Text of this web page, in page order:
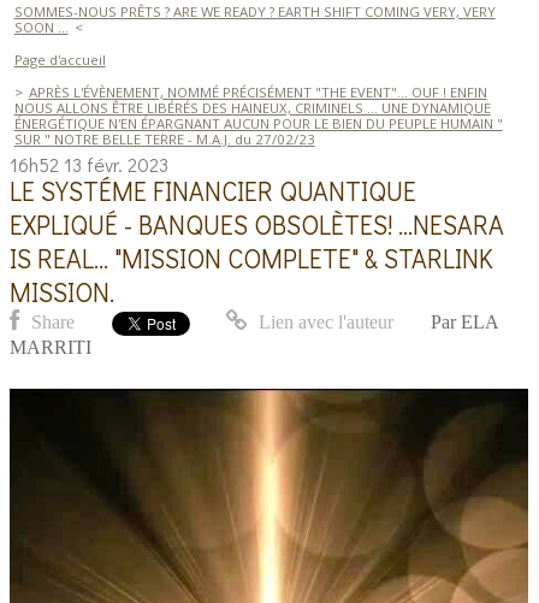
SOMMES-NOUS PRÊTS ? ARE WE READY ? EARTH SHIFT COMING VERY, VERY
SOON ...
Page d'accueil
APRÈS L'ÉVÈNEMENT, NOMMÉ PRÉCISÉMENT "THE EVENT"... OUF ! ENFIN
NOUS ALLONS ÊTRE LIBÉRÉS DES HAINEUX, CRIMINELS ... UNE DYNAMIQUE
ÉNERGÉTIQUE N'EN ÉPARGNANT AUCUN POUR LE BIEN DU PEUPLE HUMAIN "
SUR " NOTRE BELLE TERRE - M.A.J. du 27/02/23
16h52 13 févr. 2023
LE SYSTÉME FINANCIER QUANTIQUE
EXPLIQUÉ - BANQUES OBSOLÈTES! ...NESARA
IS REAL... "MISSION COMPLETE" & STARLINK
MISSION.
Share Lien avec l'auteur Par ELA
MARRITI